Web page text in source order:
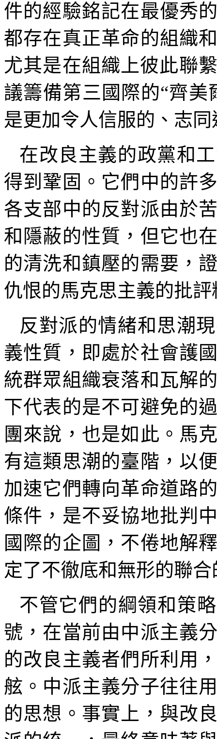
件的經驗銘記在最優秀
都存在真正革命的組織
尤其是在組織上彼此聯
議籌備第三國際的“齊
是更加令人信服的、志
在改良主義的政黨和
得到鞏固。它們中的許
各支部中的反對派由於
和隱蔽的性質，但它也
的清洗和鎮壓的需要，
仇恨的馬克思主義的批評
反對派的情緒和思潮
義性質，即處於社會護
統群眾組織衰落和瓦解
下代表的是不可避免的
團來說，也是如此。馬
有這類思潮的臺階，以
加速它們轉向革命道路
條件，是不妥協地批判
國際的企圖，不倦地解
定了不徹底和無形的聯
不管它們的綱領和策
號，在當前由中派主義
的改良主義者們所利用
舷。中派主義分子往往
的思想。事實上，與改